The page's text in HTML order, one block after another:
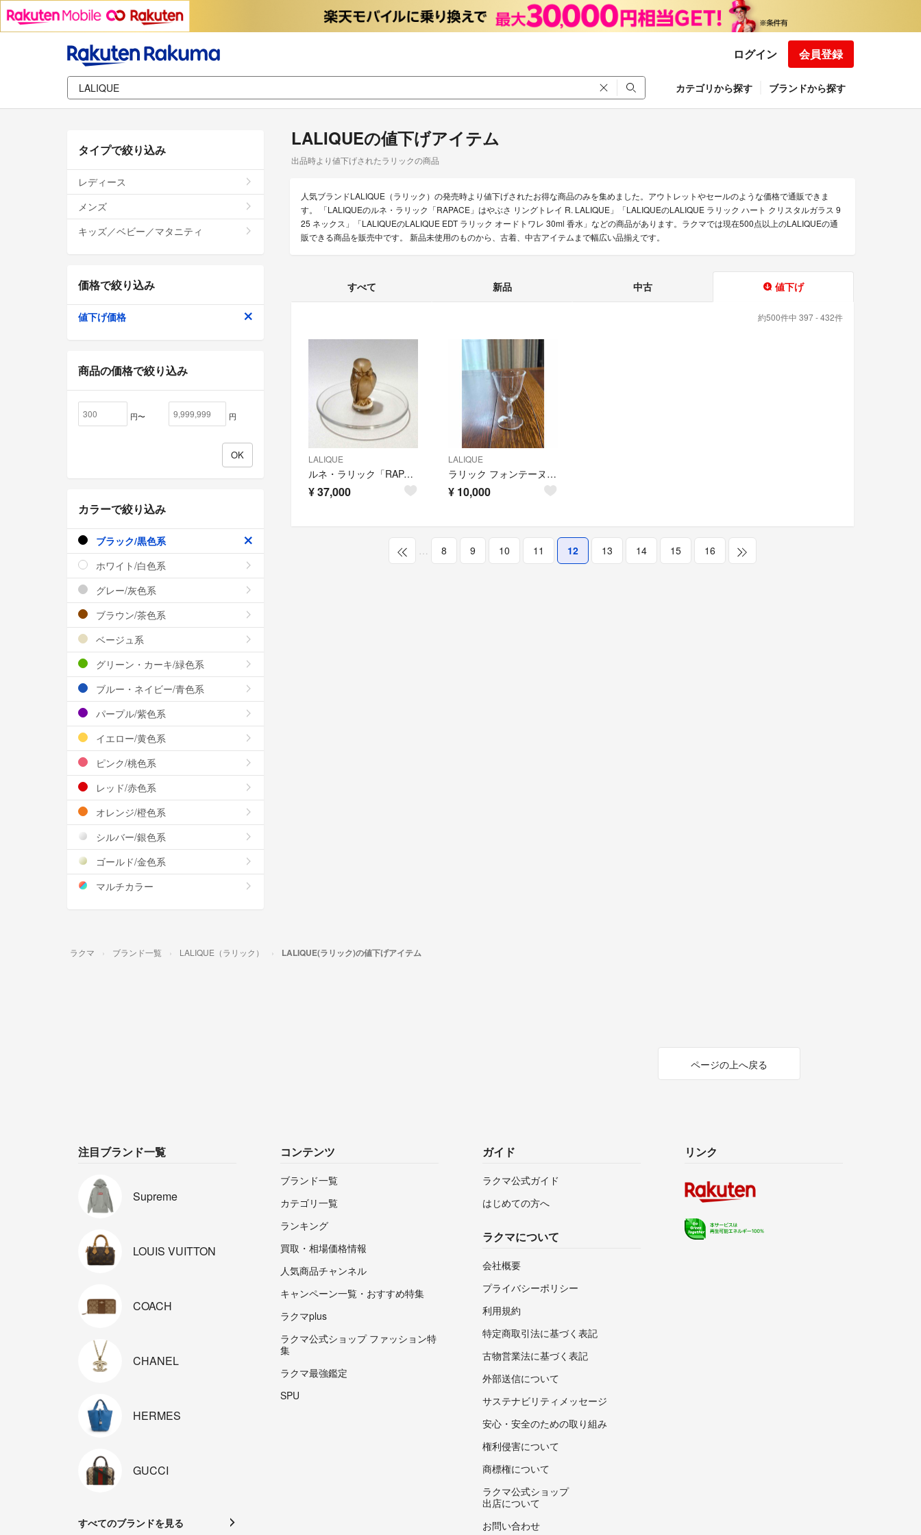
ログイン 会員登録
カテゴリから探す ブランドから探す
LALIQUEの値下げアイテム
出品時より値下げされたラリックの商品
人気ブランドLALIQUE（ラリック）の発売時より値下げされたお得な商品のみを集めました。アウトレットやセールのような価格で通販できま
す。 「LALIQUEのルネ・ラリック「RAPACE」はやぶさ リングトレイ R. LALIQUE」「LALIQUEのLALIQUE ラリック ハート クリスタルガラス 9
25 ネックス」「LALIQUEのLALIQUE EDT ラリック オードトワレ 30ml 香水」などの商品があります。ラクマでは現在500点以上のLALIQUEの通
販できる商品を販売中です。 新品未使用のものから、古着、中古アイテムまで幅広い品揃えです。
すべて 新品 中古 値下げ
約500件中 397 - 432件
LALIQUE
ルネ・ラリック「RAPACE」はやぶさ リングトレイ R. LALIQUE
¥37,000
LALIQUE
ラリック フォンテーヌブロー ワイングラス
¥ 10,000
… 8 9 10 11 12 13 14 15 16
タイプで絞り込み
レディース
メンズ
キッズ／ベビー／マタニティ
価格で絞り込み
値下げ価格
商品の価格で絞り込み
円〜 円
カラーで絞り込み
ブラック/黒色系
ホワイト/白色系
グレー/灰色系
ブラウン/茶色系
ベージュ系
グリーン・カーキ/緑色系
ブルー・ネイビー/青色系
パープル/紫色系
イエロー/黄色系
ピンク/桃色系
レッド/赤色系
オレンジ/橙色系
シルバー/銀色系
ゴールド/金色系
マルチカラー
ラクマ ブランド一覧 LALIQUE（ラリック） LALIQUE(ラリック)の値下げアイテム
ページの上へ戻る
注目ブランド一覧
Supreme
LOUIS VUITTON
COACH
CHANEL
HERMES
GUCCI
すべてのブランドを見る
コンテンツ
ブランド一覧
カテゴリ一覧
ランキング
買取・相場価格情報
人気商品チャンネル
キャンペーン一覧・おすすめ特集
ラクマplus
ラクマ公式ショップ ファッション特
集
ラクマ最強鑑定
SPU
ガイド
ラクマ公式ガイド
はじめての方へ
ラクマについて
会社概要
プライバシーポリシー
利用規約
特定商取引法に基づく表記
古物営業法に基づく表記
外部送信について
サステナビリティメッセージ
安心・安全のための取り組み
権利侵害について
商標権について
ラクマ公式ショップ
出店について
お問い合わせ
リンク